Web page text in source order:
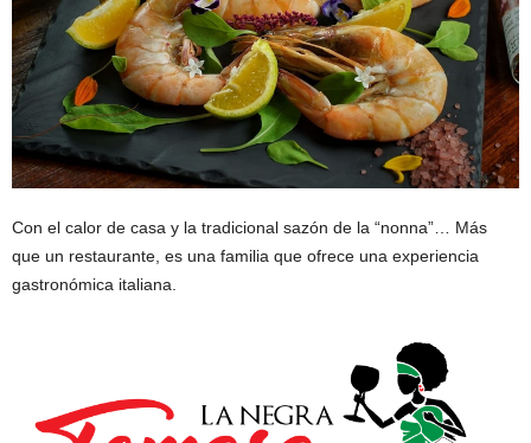
Con el calor de casa y la tradicional sazón de la “nonna”… Más
que un restaurante, es una familia que ofrece una experiencia
gastronómica italiana.